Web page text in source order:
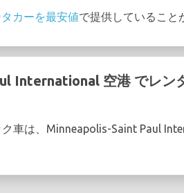
カーを最安値で提供していること
International 空港 でレン
車は、Minneapolis-Saint Paul